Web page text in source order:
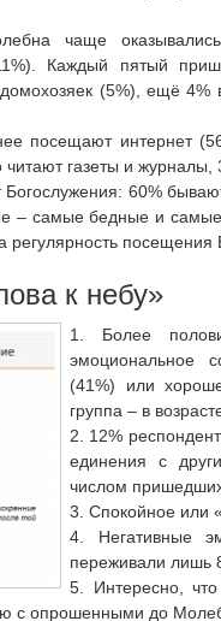
чаще
Каждый пятый
(5%), ещё
посещают интернет
газеты и
60%
– самые бедные и
регулярность посещения
к небу»
1. Более
эмоциональное
(41%) или
группа – в
2. 12%
единения с
числом
3. Спокойное или
4. Негативные
переживали лишь
5. Интересно,
с опрошенными до